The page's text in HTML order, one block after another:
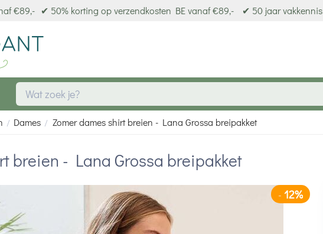
€89,- ✔ 50% korting op verzendkosten BE vanaf €89,- ✔ 50 jaar vakkennis
/ Dames / Zomer dames shirt breien - Lana Grossa breipakket
breien - Lana Grossa breipakket
-12%